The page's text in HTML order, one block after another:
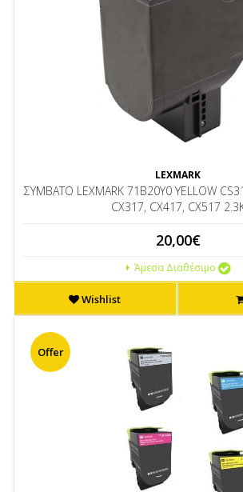
LEXMARK
ΣΥΜΒΑΤΟ LEXMARK 71B20Y0 YELLOW
CX317, CX417, CX517
20,00€
Άμεσα Διαθέσιμο
Wishlist
Offer